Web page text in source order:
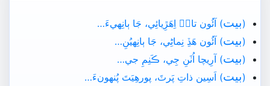
(بيت) آئُون تانۡ اِھَڙِيائِي، جَا ٻانِهيءَ…
(بيت) آئُون ھَڏِ نِماڻِي، جَا ٻانِهيُنِ…
(بيت) آرِيچا اُٺَنِ جِي، ڪَنِمِ جي…
(بيت) اَسِين ذاتِ پَرٽَ، پورھِيَتَ پُنهونءَ…